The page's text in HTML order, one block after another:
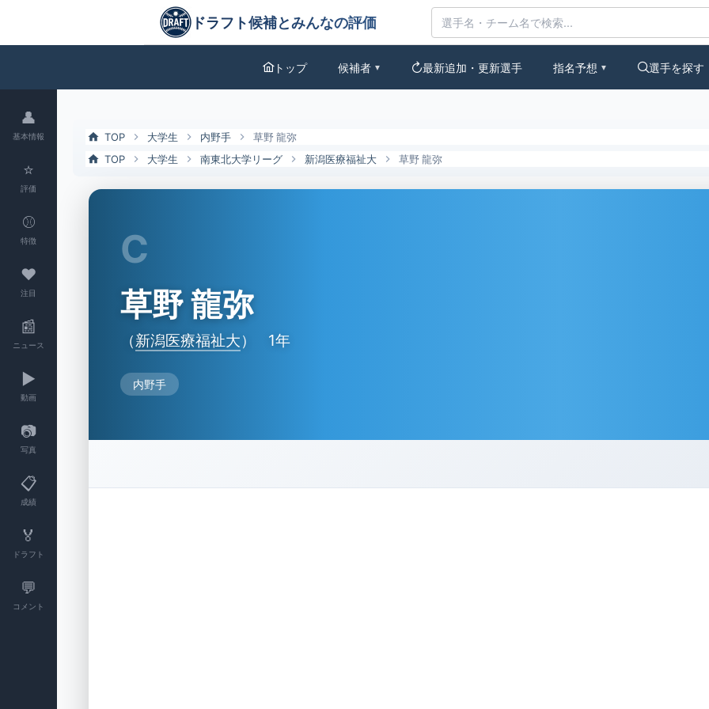
草野 龍弥（新潟医療福祉大）の特徴とドラフト評価 | ドラフト候補とみんなの評価
ドラフト候補とみんなの評価
トップ 候補者 ▼ 最新追加・更新選手 指名予想 ▼ 選手を探す
👤
基本情報
⭐
評価
⚾
特徴
❤
注目
📰
ニュース
▶️
動画
📷
写真
📋
成績
🏅
ドラフト
💬
コメント
TOP 大学生 内野手
草野 龍弥
TOP
大学生 南東北大学リーグ 新潟医療福祉大 草野 龍弥
C
草野 龍弥
（新潟医療福祉大） 1年
内野手